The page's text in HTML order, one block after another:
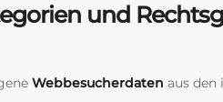
und
Webbesucherdaten aus den